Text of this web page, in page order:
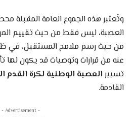
وتُعتبر هذه الجموع العامة المقبلة
العصبة، ليس فقط من حيث تقييم
من حيث رسم ملامح المستقبل، في ظل
عنه من قرارات وتوصيات قد يكون لها
تسييرالعصبة الوطنية لكرة القدم
القادمة.